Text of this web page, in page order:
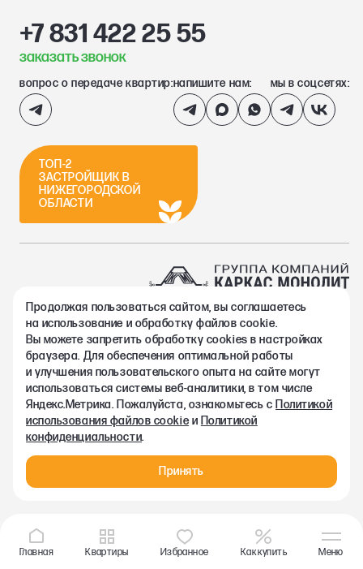
+7 831 422 25 55
заказать звонок
вопрос о передаче квартир:напишите нам: мы в соцсетях:
ТОП-2
ЗАСТРОЙЩИК В
НИЖЕГОРОДСКОЙ
ОБЛАСТИ
2002-2026. Группа компаний Каркас Монолит
Политика конфиденциальности
Правовая информация
Согласие на обработку персональных данных
Согласие на получение рекламно-информационных материалов
Любая информация, представленная на данном сайте, носит
исключительно информационный характер и ни при каких
условиях не является публичной офертой, определяемой
Главная Квартиры Избранное Как купить Меню
Продолжая пользоваться сайтом, вы соглашаетесь
на использование и обработку файлов cookie.
Вы можете запретить обработку сookies в настройках
браузера. Для обеспечения оптимальной работы
и улучшения пользовательского опыта на сайте могут
использоваться системы веб-аналитики, в том числе
Яндекс.Метрика. Пожалуйста, ознакомьтесь с Политикой
использования файлов cookieи Политикой
конфиденциальности.
Принять